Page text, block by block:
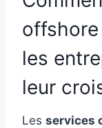
les
leur
Les services